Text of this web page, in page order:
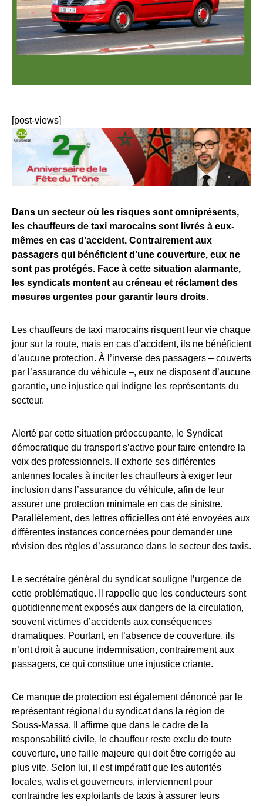
[post-views]
Dans un secteur où les risques sont omniprésents,
les chauffeurs de taxi marocains sont livrés à eux-
mêmes en cas d’accident. Contrairement aux
passagers qui bénéficient d’une couverture, eux ne
sont pas protégés. Face à cette situation alarmante,
les syndicats montent au créneau et réclament des
mesures urgentes pour garantir leurs droits.
Les chauffeurs de taxi marocains risquent leur vie chaque
jour sur la route, mais en cas d’accident, ils ne bénéficient
d’aucune protection. À l’inverse des passagers – couverts
par l’assurance du véhicule –, eux ne disposent d’aucune
garantie, une injustice qui indigne les représentants du
secteur.
Alerté par cette situation préoccupante, le Syndicat
démocratique du transport s’active pour faire entendre la
voix des professionnels. Il exhorte ses différentes
antennes locales à inciter les chauffeurs à exiger leur
inclusion dans l’assurance du véhicule, afin de leur
assurer une protection minimale en cas de sinistre.
Parallèlement, des lettres officielles ont été envoyées aux
différentes instances concernées pour demander une
révision des règles d’assurance dans le secteur des taxis.
Le secrétaire général du syndicat souligne l’urgence de
cette problématique. Il rappelle que les conducteurs sont
quotidiennement exposés aux dangers de la circulation,
souvent victimes d’accidents aux conséquences
dramatiques. Pourtant, en l’absence de couverture, ils
n’ont droit à aucune indemnisation, contrairement aux
passagers, ce qui constitue une injustice criante.
Ce manque de protection est également dénoncé par le
représentant régional du syndicat dans la région de
Souss-Massa. Il affirme que dans le cadre de la
responsabilité civile, le chauffeur reste exclu de toute
couverture, une faille majeure qui doit être corrigée au
plus vite. Selon lui, il est impératif que les autorités
locales, walis et gouverneurs, interviennent pour
contraindre les exploitants de taxis à assurer leurs